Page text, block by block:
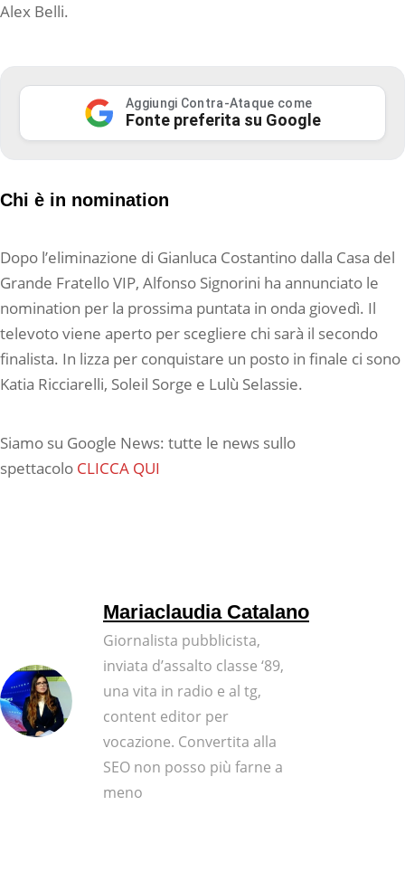
Alex Belli.
Aggiungi Contra-Ataque come
Fonte preferita su Google
Chi è in nomination
Dopo l’eliminazione di Gianluca Costantino dalla Casa del
Grande Fratello VIP, Alfonso Signorini ha annunciato le
nomination per la prossima puntata in onda giovedì. Il
televoto viene aperto per scegliere chi sarà il secondo
finalista. In lizza per conquistare un posto in finale ci sono
Katia Ricciarelli, Soleil Sorge e Lulù Selassie.
Siamo su Google News: tutte le news sullo
spettacolo CLICCA QUI
Mariaclaudia Catalano
Giornalista pubblicista,
inviata d’assalto classe ‘89,
una vita in radio e al tg,
content editor per
vocazione. Convertita alla
SEO non posso più farne a
meno